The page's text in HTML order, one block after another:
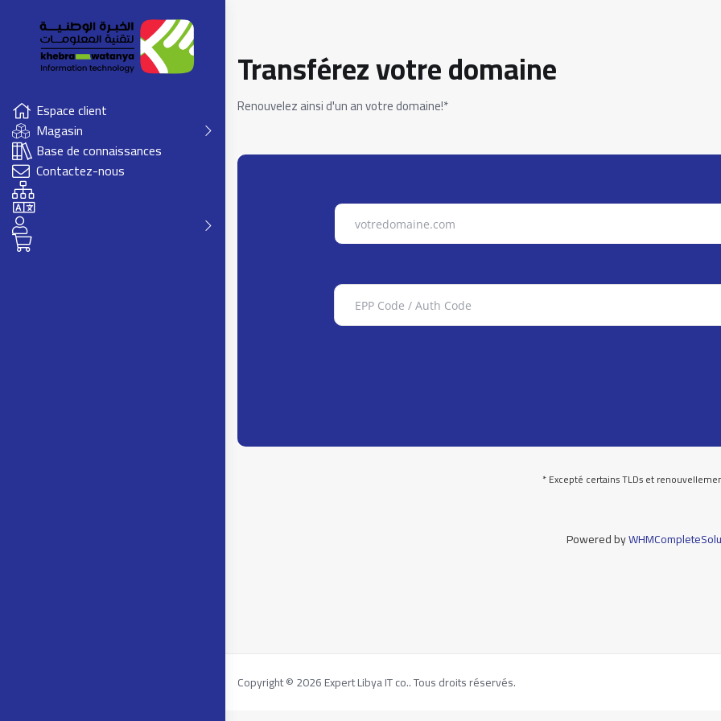
Espace client
Magasin
Base de connaissances
Contactez-nous
Transférez votre domaine
Renouvelez ainsi d'un an votre domaine!*
* Excepté certains TLDs et
Powered by
Copyright © 2026 Expert Libya IT co.. Tous droits réservés.